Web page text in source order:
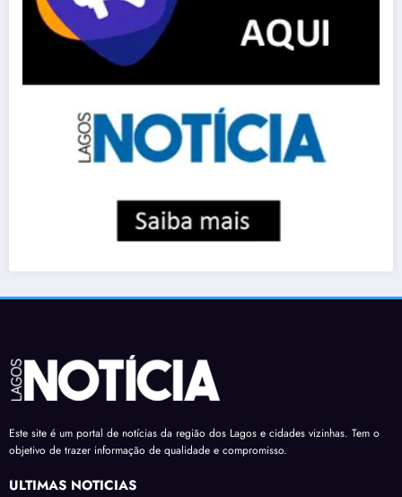
Este site é um portal de notícias da região dos Lagos e cidades vizinhas. Tem o
objetivo de trazer informação de qualidade e compromisso.
ÚLTIMAS NOTÍCIAS